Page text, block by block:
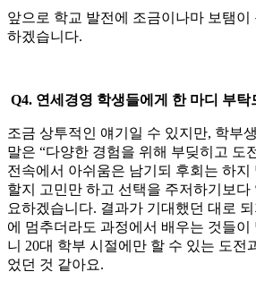
앞으로 학교 발전에 조금이나마 보탬이
하겠습니다.
Q4. 연세경영 학생들에게 한 마디 부탁
조금 상투적인 얘기일 수 있지만, 학부
말은 “다양한 경험을 위해 부딪히고 도
전속에서 아쉬움은 남기되 후회는 하지
할지 고민만 하고 선택을 주저하기보다
요하겠습니다. 결과가 기대했던 대로
에 멈추더라도 과정에서 배우는 것들이
니 20대 학부 시절에만 할 수 있는 도전
었던 것 같아요.